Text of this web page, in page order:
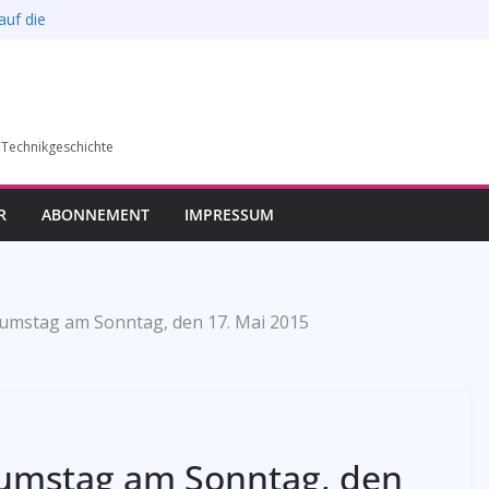
die
in Bochum vom
ABONNEMENT IMPRESSUM
am Sonntag, den 17. Mai 2015
am Sonntag, den